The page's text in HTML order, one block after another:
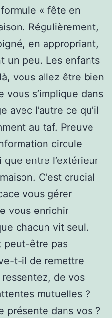
« fête en
Régulièrement,
en appropriant,
un peu. Les enfants
vous allez être bien
vous s’implique dans
avec l’autre ce qu’il
au taf. Preuve
circule
que entre l’extérieur
C’est crucial
vous gérer
vous enrichir
chacun vit seul.
peut-être pas
t-il de remettre
de vos
mutuelles ?
présente dans vos ?